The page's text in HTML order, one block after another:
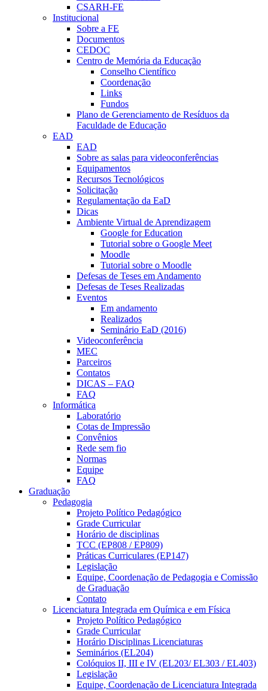
CSARH-FE
Institucional
Sobre a FE
Documentos
CEDOC
Centro de Memória da Educação
Conselho Científico
Coordenação
Links
Fundos
Plano de Gerenciamento de Resíduos da
Faculdade de Educação
EAD
EAD
Sobre as salas para videoconferências
Equipamentos
Recursos Tecnológicos
Solicitação
Regulamentação da EaD
Dicas
Ambiente Virtual de Aprendizagem
Google for Education
Tutorial sobre o Google Meet
Moodle
Tutorial sobre o Moodle
Defesas de Teses em Andamento
Defesas de Teses Realizadas
Eventos
Em andamento
Realizados
Seminário EaD (2016)
Videoconferência
MEC
Parceiros
Contatos
DICAS – FAQ
FAQ
Informática
Laboratório
Cotas de Impressão
Convênios
Rede sem fio
Normas
Equipe
FAQ
Graduação
Pedagogia
Projeto Político Pedagógico
Grade Curricular
Horário de disciplinas
TCC (EP808 / EP809)
Práticas Curriculares (EP147)
Legislação
Equipe, Coordenação de Pedagogia e Comissão
de Graduação
Contato
Licenciatura Integrada em Química e em Física
Projeto Político Pedagógico
Grade Curricular
Horário Disciplinas Licenciaturas
Seminários (EL204)
Colóquios II, III e IV (EL203/ EL303 / EL403)
Legislação
Equipe, Coordenação de Licenciatura Integrada